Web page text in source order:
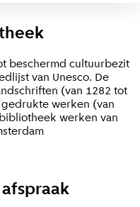
beschermd cultuurbezit
van Unesco. De
(van 1282 tot
werken (van
werken van